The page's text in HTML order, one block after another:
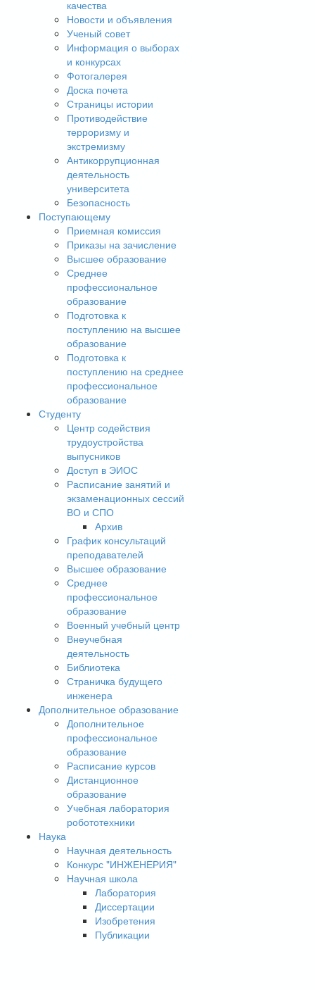
качества
Новости и объявления
Ученый совет
Информация о выборах
и конкурсах
Фотогалерея
Доска почета
Страницы истории
Противодействие
терроризму и
экстремизму
Антикоррупционная
деятельность
университета
Безопасность
Поступающему
Приемная комиссия
Приказы на зачисление
Высшее образование
Среднее
профессиональное
образование
Подготовка к
поступлению на высшее
образование
Подготовка к
поступлению на среднее
профессиональное
образование
Студенту
Центр содействия
трудоустройства
выпусников
Доступ в ЭИОС
Расписание занятий и
экзаменационных сессий
ВО и СПО
Архив
График консультаций
преподавателей
Высшее образование
Среднее
профессиональное
образование
Военный учебный центр
Внеучебная
деятельность
Библиотека
Страничка будущего
инженера
Дополнительное образование
Дополнительное
профессиональное
образование
Расписание курсов
Дистанционное
образование
Учебная лаборатория
робототехники
Наука
Научная деятельность
Конкурс "ИНЖЕНЕРИЯ"
Научная школа
Лаборатория
Диссертации
Изобретения
Публикации